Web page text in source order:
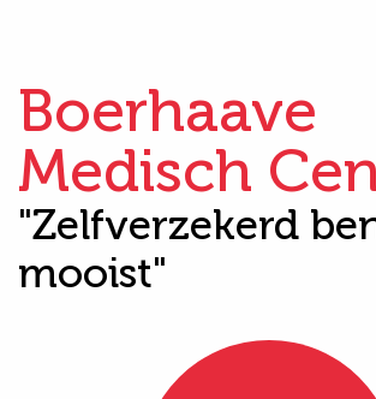
Boerhaave
Medisch
"Zelfverzekerd
mooist"